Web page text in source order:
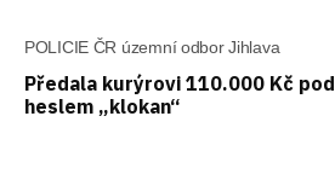
POLICIE ČR územní odbor Jihlava
Předala kurýrovi 110.000 Kč pod
heslem „klokan“